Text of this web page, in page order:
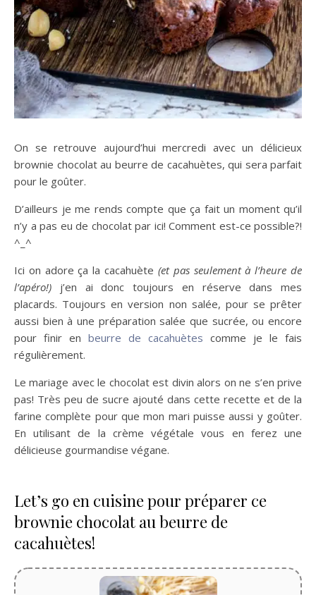
On se retrouve aujourd’hui mercredi avec un délicieux
brownie chocolat au beurre de cacahuètes, qui sera parfait
pour le goûter.
D’ailleurs je me rends compte que ça fait un moment qu’il
n’y a pas eu de chocolat par ici! Comment est-ce possible?!
^_^
Ici on adore ça la cacahuète (et pas seulement à l’heure de
l’apéro!) j’en ai donc toujours en réserve dans mes
placards. Toujours en version non salée, pour se prêter
aussi bien à une préparation salée que sucrée, ou encore
pour finir en beurre de cacahuètes comme je le fais
régulièrement.
Le mariage avec le chocolat est divin alors on ne s’en prive
pas! Très peu de sucre ajouté dans cette recette et de la
farine complète pour que mon mari puisse aussi y goûter.
En utilisant de la crème végétale vous en ferez une
délicieuse gourmandise végane.
Let’s go en cuisine pour préparer ce
brownie chocolat au beurre de
cacahuètes!